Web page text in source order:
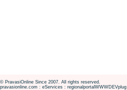
© PravasiOnline Since 2007. All rights reserved.
pravasionline.com : eServices : regionalportalWWWDEVplug